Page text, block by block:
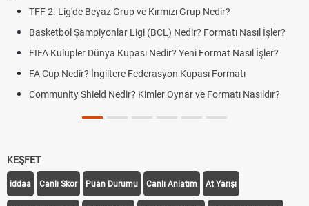
TFF 2. Lig'de Beyaz Grup ve Kırmızı Grup Nedir?
Basketbol Şampiyonlar Ligi (BCL) Nedir? Formatı Nasıl İşler?
FIFA Kulüpler Dünya Kupası Nedir? Yeni Format Nasıl İşler?
FA Cup Nedir? İngiltere Federasyon Kupası Formatı
Community Shield Nedir? Kimler Oynar ve Formatı Nasıldır?
KEŞFET
iddaa Canlı Skor Puan Durumu Canlı Anlatım At Yarışı